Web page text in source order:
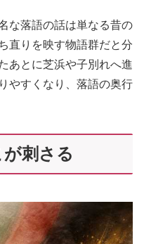
な落語の話は単なる昔の
直りを映す物語群だと分
あとに芝浜や子別れへ進
やすくなり、落語の奥行
刺さる